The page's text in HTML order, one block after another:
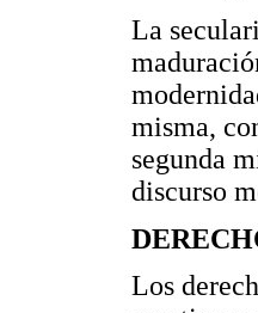
La
misma,
segunda
discurso
Los